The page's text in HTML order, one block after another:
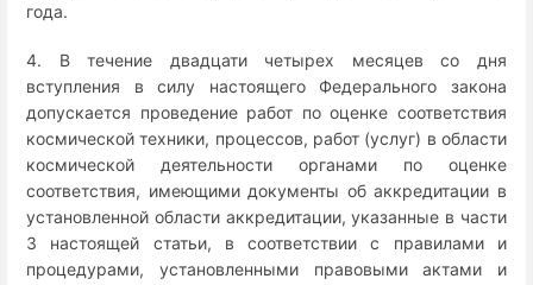
года.
4. В течение двадцати четырех месяцев со дня
вступления в силу настоящего Федерального закона
допускается проведение работ по оценке соответствия
космической техники, процессов, работ (услуг) в области
космической деятельности органами по оценке
соответствия, имеющими документы об аккредитации в
установленной области аккредитации, указанные в части
3 настоящей статьи, в соответствии с правилами и
процедурами, установленными правовыми актами и